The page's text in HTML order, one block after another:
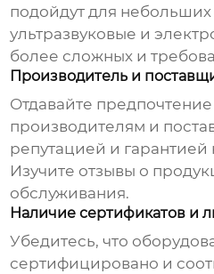
подойдут для небольших
ультразвуковые и
более сложных и
Производитель и
Отдавайте
производителям и
репутацией и гарантией
Изучите отзывы о
обслуживания.
Наличие сертификатов и
Убедитесь, что
сертифицировано и